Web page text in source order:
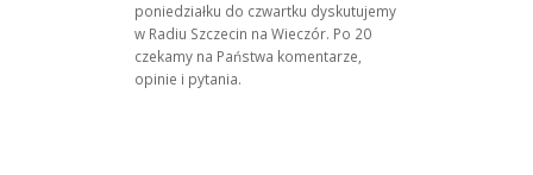
poniedziałku do czwartku dyskutujemy
w Radiu Szczecin na Wieczór. Po 20
czekamy na Państwa komentarze,
opinie i pytania.